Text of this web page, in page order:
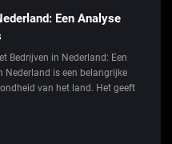
Een Analyse
Bedrijven in Nederland: Een
Nederland is een belangrijke
van het land. Het geeft